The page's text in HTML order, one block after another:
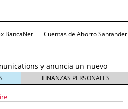
BancaNet Cuentas de Ahorro Santander
y anuncia un nuevo
7, 2026 FINANZAS PERSONALES